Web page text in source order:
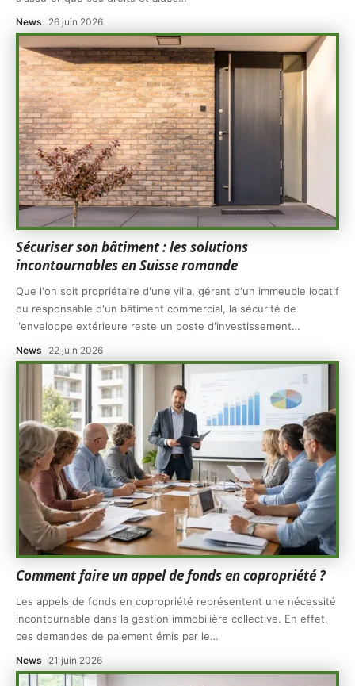
News 26 juin 2026
Sécuriser son bâtiment : les solutions
incontournables en Suisse romande
Que l'on soit propriétaire d'une villa, gérant d'un immeuble locatif
ou responsable d'un bâtiment commercial, la sécurité de
l'enveloppe extérieure reste un poste d'investissement…
News 22 juin 2026
Comment faire un appel de fonds en copropriété ?
Les appels de fonds en copropriété représentent une nécessité
incontournable dans la gestion immobilière collective. En effet,
ces demandes de paiement émis par le…
News 21 juin 2026